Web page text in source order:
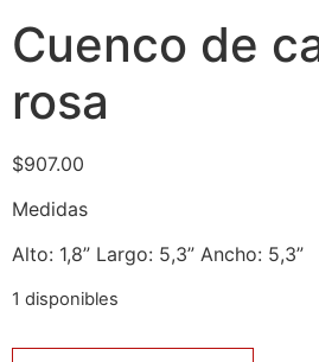
Cuenco de
rosa
$907.00
Medidas
Alto: 1,8” Largo: 5,3” Ancho: 5,3”
1 disponibles